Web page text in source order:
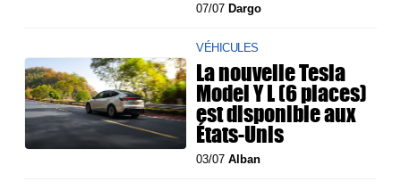
07/07 Dargo
VÉHICULES
La nouvelle Tesla
Model Y L (6 places)
est disponible aux
États-Unis
03/07Alban